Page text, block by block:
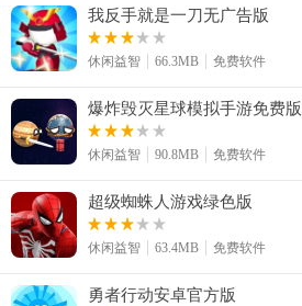
我反手就是一刀无广告版
休闲益智 66.3MB 免费软件
爆炸毁灭星球模拟手游免费版
休闲益智 90.8MB 免费软件
超级蜘蛛人游戏绿色版
休闲益智 63.4MB 免费软件
勇者行动安卓官方版